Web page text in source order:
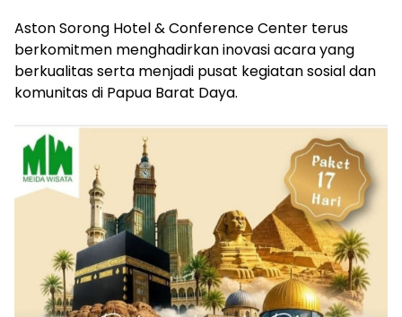
Aston Sorong Hotel & Conference Center terus
berkomitmen menghadirkan inovasi acara yang
berkualitas serta menjadi pusat kegiatan sosial dan
komunitas di Papua Barat Daya.